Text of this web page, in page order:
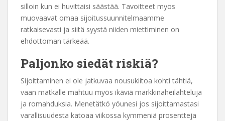
silloin kun ei huvittaisi säästää. Tavoitteet myös
muovaavat omaa sijoitussuunnitelmaamme
ratkaisevasti ja siitä syystä niiden miettiminen on
ehdottoman tärkeää.
Paljonko siedät riskiä?
Sijoittaminen ei ole jatkuvaa nousukiitoa kohti tähtiä,
vaan matkalle mahtuu myös ikäviä markkinaheilahteluja
ja romahduksia. Menetätkö yöunesi jos sijoittamastasi
varallisuudesta katoaa viikossa kymmeniä prosentteja